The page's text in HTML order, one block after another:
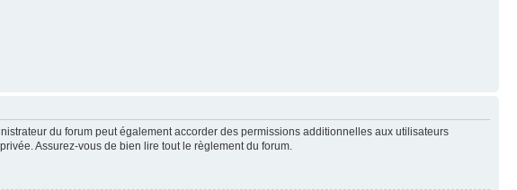
du forum peut également accorder des permissions additionnelles aux utilisateurs
Assurez-vous de bien lire tout le règlement du forum.